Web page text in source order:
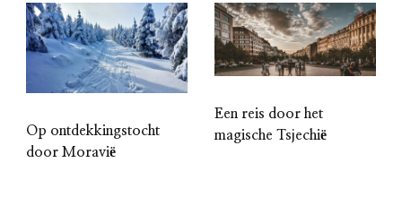
Op ontdekkingstocht
door Moravië
Een reis door het
magische Tsjechië